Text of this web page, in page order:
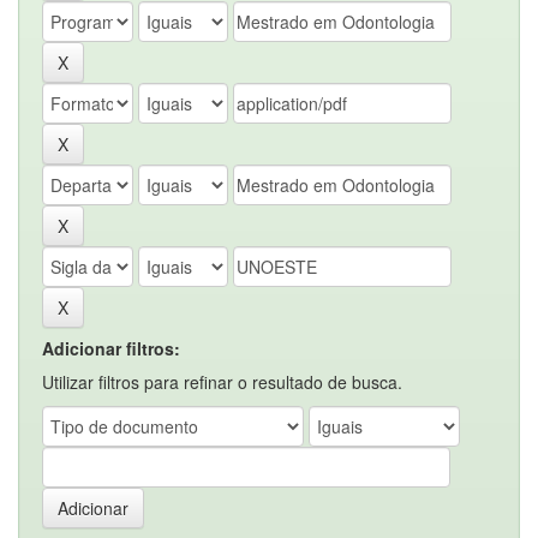
Adicionar filtros:
Utilizar filtros para refinar o resultado de busca.